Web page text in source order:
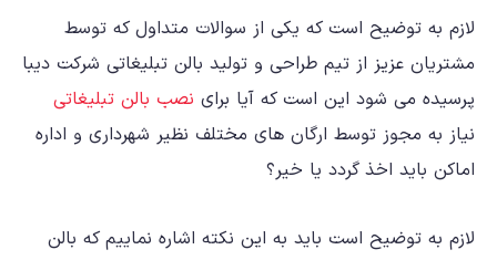
لازم به توضیح است که یکی از سوالات متداول که توسط
مشتریان عزیز از تیم طراحی و تولید بالن تبلیغاتی شرکت دیبا
پرسیده می شود این است که آیا برای نصب بالن تبلیغاتی
نیاز به مجوز توسط ارگان های مختلف نظیر شهرداری و اداره
اماکن باید اخذ گردد یا خیر؟
لازم به توضیح است باید به این نکته اشاره نماییم که بالن